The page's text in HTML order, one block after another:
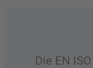
Die EN